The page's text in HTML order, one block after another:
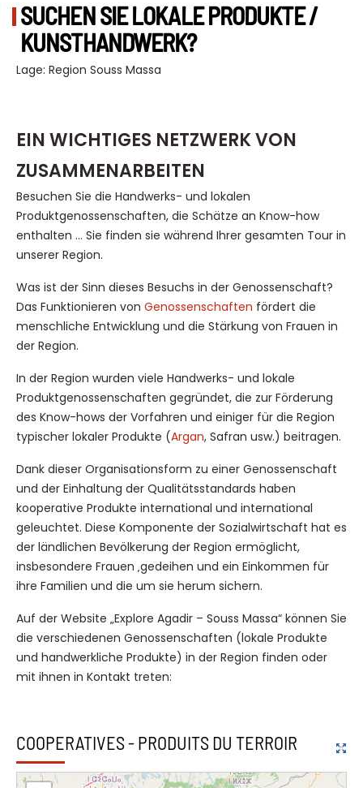
SUCHEN SIE LOKALE PRODUKTE /
KUNSTHANDWERK?
Lage: Region Souss Massa
EIN WICHTIGES NETZWERK VON
ZUSAMMENARBEITEN
Besuchen Sie die Handwerks- und lokalen
Produktgenossenschaften, die Schätze an Know-how
enthalten … Sie finden sie während Ihrer gesamten Tour in
unserer Region.
Was ist der Sinn dieses Besuchs in der Genossenschaft?
Das Funktionieren von Genossenschaften fördert die
menschliche Entwicklung und die Stärkung von Frauen in
der Region.
In der Region wurden viele Handwerks- und lokale
Produktgenossenschaften gegründet, die zur Förderung
des Know-hows der Vorfahren und einiger für die Region
typischer lokaler Produkte (Argan, Safran usw.) beitragen.
Dank dieser Organisationsform zu einer Genossenschaft
und der Einhaltung der Qualitätsstandards haben
kooperative Produkte international und international
geleuchtet. Diese Komponente der Sozialwirtschaft hat es
der ländlichen Bevölkerung der Region ermöglicht,
insbesondere Frauen ‚gedeihen und ein Einkommen für
ihre Familien und die um sie herum sichern.
Auf der Website „Explore Agadir – Souss Massa“ können Sie
die verschiedenen Genossenschaften (lokale Produkte
und handwerkliche Produkte) in der Region finden oder
mit ihnen in Kontakt treten:
COOPERATIVES - PRODUITS DU TERROIR